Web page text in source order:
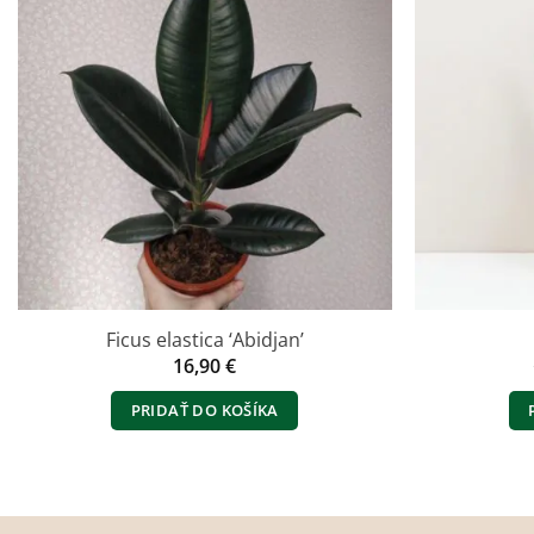
Ficus elastica ‘Abidjan’
16,90€
PRIDAŤ DO KOŠÍKA